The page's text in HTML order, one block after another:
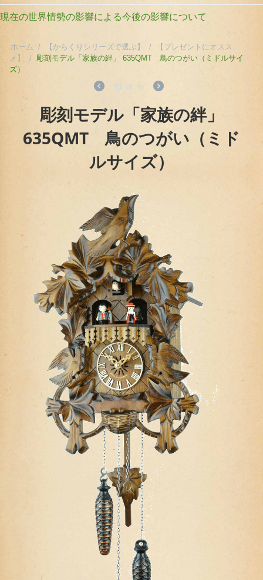
現在の世界情勢の影響による今後の影響について
ホーム / 【からくりシリーズで選ぶ】 /
【プレゼントにオスス
メ】
/ 彫刻モデル「家族の絆」 635QMT 鳥のつがい（ミドルサイ
ズ）
40 of 45
彫刻モデル「家族の絆」
635QMT 鳥のつがい（ミド
ルサイズ）